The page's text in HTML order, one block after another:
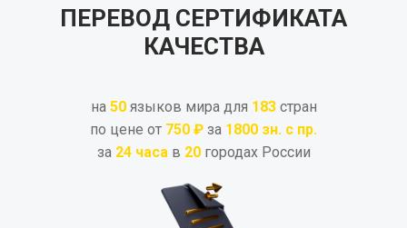
ПЕРЕВОД СЕРТИФИКАТА
КАЧЕСТВА
на 50языков мира для 183стран
по цене от 750 ₽ за 1800 зн. с пр.
за 24 часав 20 городах России